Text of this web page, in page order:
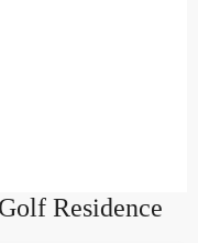
Residence